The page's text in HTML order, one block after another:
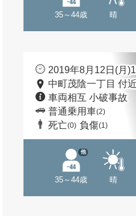
35～44歳 晴
2019年8月12日(月
中町茂陰一丁目 付
車両相互 小破事故
普通乗用車(2)
死亡(0) 負傷(1)
35～44歳
他
晴